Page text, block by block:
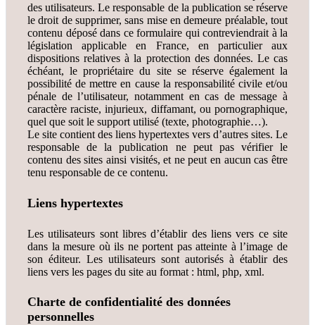
des utilisateurs. Le responsable de la publication se réserve
le droit de supprimer, sans mise en demeure préalable, tout
contenu déposé dans ce formulaire qui contreviendrait à la
législation applicable en France, en particulier aux
dispositions relatives à la protection des données. Le cas
échéant, le propriétaire du site se réserve également la
possibilité de mettre en cause la responsabilité civile et/ou
pénale de l’utilisateur, notamment en cas de message à
caractère raciste, injurieux, diffamant, ou pornographique,
quel que soit le support utilisé (texte, photographie…).
Le site contient des liens hypertextes vers d’autres sites. Le
responsable de la publication ne peut pas vérifier le
contenu des sites ainsi visités, et ne peut en aucun cas être
tenu responsable de ce contenu.
Liens hypertextes
Les utilisateurs sont libres d’établir des liens vers ce site
dans la mesure où ils ne portent pas atteinte à l’image de
son éditeur. Les utilisateurs sont autorisés à établir des
liens vers les pages du site au format : html, php, xml.
Charte de confidentialité des données
personnelles